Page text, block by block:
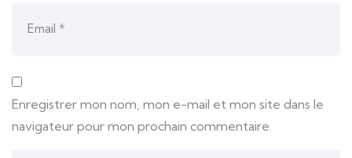
Enregistrer mon nom, mon e-mail et mon site dans le
navigateur pour mon prochain commentaire.